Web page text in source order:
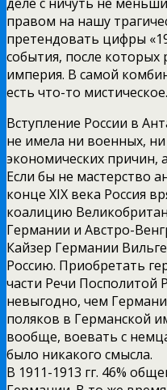
правом на нашу
претендовать цифры
события, после которых
империя. В самой
есть что-то мистическое.
Вступление России в
не имела ни военных,
экономических причин,
Если бы не мастерство
конце XIX века Россия
коалицию
Германии и Австро-
Кайзер Германии
Россию. Приобретать
части Речи Посполитой
невыгодно, чем
поляков в Германской
вообще, воевать с
было никакого смысла.
В 1911-1913 гг. 46%